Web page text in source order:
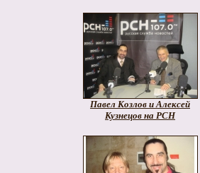
Павел Козлов и Алексей
Кузнецов на РСН